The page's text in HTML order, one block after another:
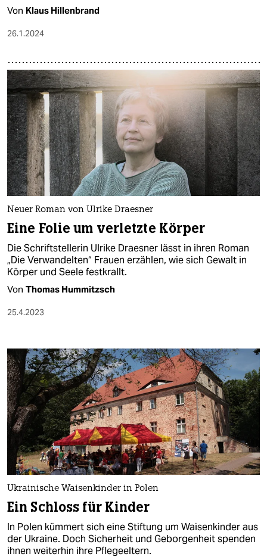
Von Klaus Hillenbrand
26.1.2024
Neuer Roman von Ulrike Draesner
Eine Folie um verletzte Körper
Die Schriftstellerin Ulrike Draesner lässt in ihren Roman
„Die Verwandelten“ Frauen erzählen, wie sich Gewalt in
Körper und Seele festkrallt.
Von Thomas Hummitzsch
25.4.2023
Ukrainische Waisenkinder in Polen
Ein Schloss für Kinder
In Polen kümmert sich eine Stiftung um Waisenkinder aus
der Ukraine. Doch Sicherheit und Geborgenheit spenden
ihnen weiterhin ihre Pflegeeltern.